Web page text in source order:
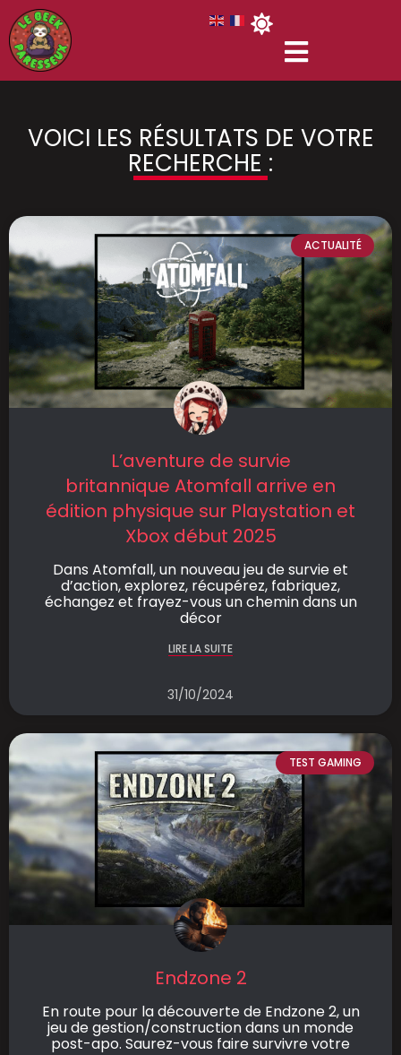
VOICI LES RÉSULTATS DE VOTRE
RECHERCHE :
ACTUALITÉ
L’aventure de survie
britannique Atomfall arrive en
édition physique sur Playstation et
Xbox début 2025
Dans Atomfall, un nouveau jeu de survie et
d’action, explorez, récupérez, fabriquez,
échangez et frayez-vous un chemin dans un
décor
LIRE LA SUITE
31/10/2024
TEST GAMING
Endzone 2
En route pour la découverte de Endzone 2, un
jeu de gestion/construction dans un monde
post-apo. Saurez-vous faire survivre votre